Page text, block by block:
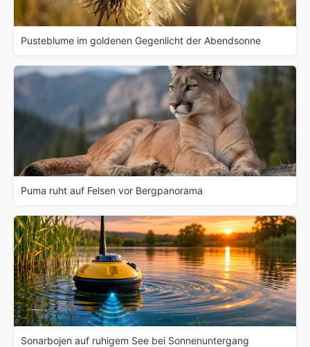
Pusteblume im goldenen Gegenlicht der Abendsonne
Puma ruht auf Felsen vor Bergpanorama
Sonarbojen auf ruhigem See bei Sonnenuntergang